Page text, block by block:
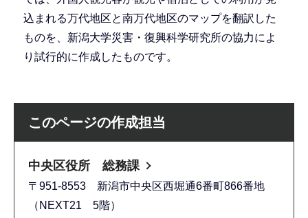
込まれる万代地区と南万代地区のマップを翻訳した
ものを、新潟大学災害・復興科学研究所の協力によ
り試行的に作成したものです。
このページの作成担当
中央区役所 総務課
〒951-8553 新潟市中央区西堀通6番町866番地
（NEXT21 5階）